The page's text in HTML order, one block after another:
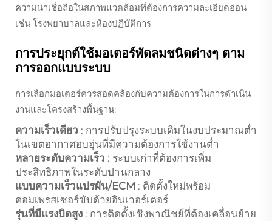
ความน่าเชื่อถือในสภาพแวดล้อมที่ต้องการความละเอียดอ่อน
เช่น โรงพยาบาลและห้องปฏิบัติการ
การประยุกต์ใช้มอเตอร์พัดลมชนิดต่างๆ ตาม
การออกแบบระบบ
การเลือกมอเตอร์ควรสอดคล้องกับความต้องการในการดำเนิน
งานและโครงสร้างพื้นฐาน:
ความเร็วเดียว : การปรับปรุงระบบเดิมในงบประมาณต่ำ
ในเขตอากาศอบอุ่นที่มีความต้องการใช้งานต่ำ
หลายระดับความเร็ว : ระบบเก่าที่ต้องการเพิ่ม
ประสิทธิภาพในระดับปานกลาง
แบบความเร็วแปรผัน/ECM : ติดตั้งใหม่พร้อม
คอมเพรสเซอร์ขับด้วยอินเวอร์เตอร์
รุ่นที่มีแรงบิดสูง : การติดตั้งเชิงพาณิชย์ที่ต้องเคลื่อนย้าย